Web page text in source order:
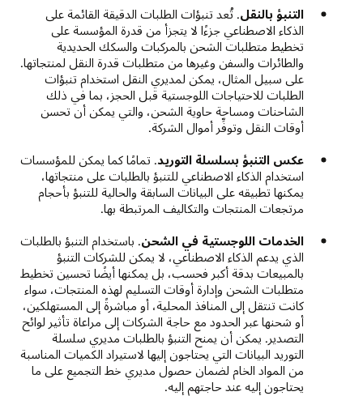
التنبؤ بالنقل. تُعد تنبؤات الطلبات الدقيقة القائمة على
الذكاء الاصطناعي جزءًا لا يتجزأ من قدرة المؤسسة على
تخطيط متطلبات الشحن بالمركبات والسكك الحديدية
والطائرات والسفن وغيرها من متطلبات قدرة النقل لمنتجاتها.
على سبيل المثال، يمكن لمديري النقل استخدام تنبؤات
الطلبات للاحتياجات اللوجستية قبل الحجز، بما في ذلك
الشاحنات ومساحة حاوية الشحن، والتي يمكن أن تحسن
أوقات النقل وتوفِّر أموال الشركة.
عكس التنبؤ بسلسلة التوريد. تمامًا كما يمكن للمؤسسات
استخدام الذكاء الاصطناعي للتنبؤ بالطلبات على منتجاتها،
يمكنها تطبيقه على البيانات السابقة والحالية للتنبؤ بأحجام
مرتجعات المنتجات والتكاليف المرتبطة بها.
الخدمات اللوجستية في الشحن. باستخدام التنبؤ بالطلبات
الذي يدعم الذكاء الاصطناعي، لا يمكن للشركات التنبؤ
بالمبيعات بدقة أكبر فحسب، بل يمكنها أيضًا تحسين تخطيط
متطلبات الشحن وإدارة أوقات التسليم لهذه المنتجات، سواء
كانت تنتقل إلى المنافذ المحلية، أو مباشرةً إلى المستهلكين،
أو شحنها عبر الحدود مع حاجة الشركات إلى مراعاة تأثير لوائح
التصدير. يمكن أن يمنح التنبؤ بالطلبات مديري سلسلة
التوريد البيانات التي يحتاجون إليها لاستيراد الكميات المناسبة
من المواد الخام لضمان حصول مديري خط التجميع على ما
يحتاجون إليه عند حاجتهم إليه.